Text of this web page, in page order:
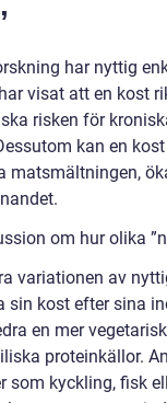
har nyttig
visat att en kost
risken för
kan en
matsmältningen,
om hur olika
variationen av
sin kost efter sina
en mer
proteinkällor.
som kyckling, fisk